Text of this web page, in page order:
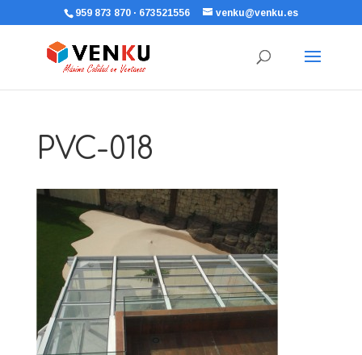
959 873 870 · 673521556 venku@venku.es
PVC-018